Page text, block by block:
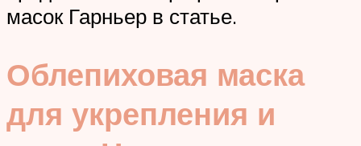
масок Гарньер в статье.
Облепиховая маска
для укрепления и